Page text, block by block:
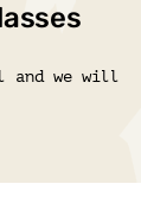
and we will